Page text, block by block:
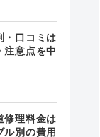
・口コミは
注意点を中
修理料金は
ル別の費用